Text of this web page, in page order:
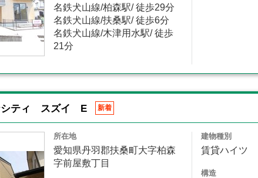
名鉄犬山線/柏森駅/ 徒歩29分
名鉄犬山線/扶桑駅/ 徒歩6分
名鉄犬山線/木津用水駅/ 徒歩
21分
シティ スズイ E 新着
所在地
愛知県丹羽郡扶桑町大字柏森
字前屋敷丁目
建物種別
賃貸ハイツ
構造